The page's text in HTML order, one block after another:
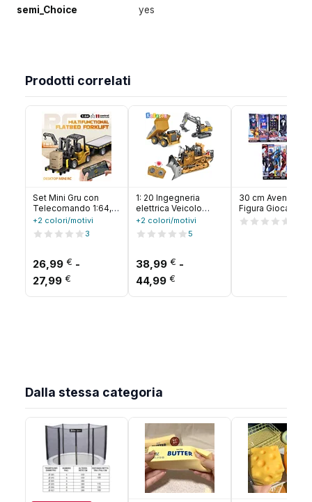
semi_Choice yes
Prodotti correlati
Set Mini Gru con
Telecomando 1:64,
Sollevamento
Telecomandato,
Personalizzazione
Giocattolo Auto
Preferito dai Bambini
+2 colori/motivi
3
26,99 € -
27,99 € Fascia di prezzo: da 26,99 € a 27,99 €
1: 20 Ingegneria
elettrica Veicolo
telecomandato
Simulazione
Escavatore Autocarro
ribaltabile Bulldozer
Giocattolo Regalo di
festa per bambini
+2 colori/motivi
5
38,99 € -
44,99 €
30 cm Avengers
Figura Giocattoli
Iron Man Hulk
Dalla stessa categoria